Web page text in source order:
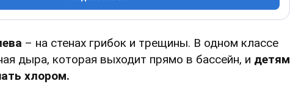
– на стенах грибок и трещины. В одном классе
дыра, которая выходит прямо в бассейн, и детям
хлором.